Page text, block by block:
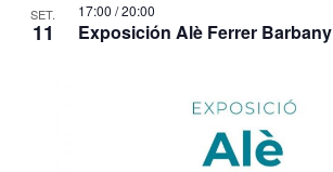
SET.
11 Exposición Alè Ferrer Barbany
17:00 / 20:00